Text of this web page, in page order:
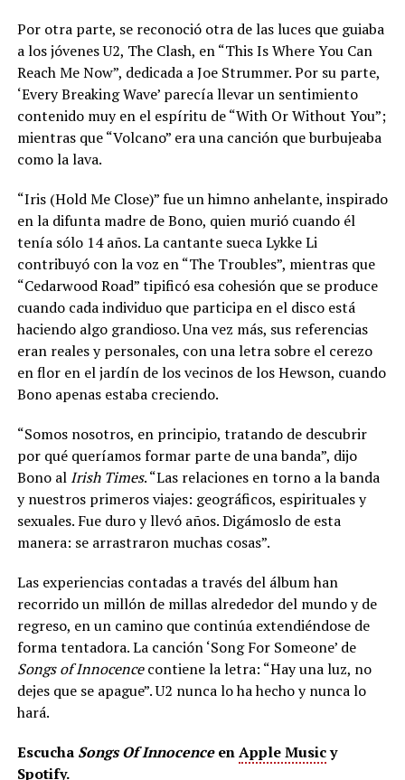
Por otra parte, se reconoció otra de las luces que guiaba
a los jóvenes U2, The Clash, en “This Is Where You Can
Reach Me Now”, dedicada a Joe Strummer. Por su parte,
‘Every Breaking Wave’ parecía llevar un sentimiento
contenido muy en el espíritu de “With Or Without You”;
mientras que “Volcano” era una canción que burbujeaba
como la lava.
“Iris (Hold Me Close)” fue un himno anhelante, inspirado
en la difunta madre de Bono, quien murió cuando él
tenía sólo 14 años. La cantante sueca Lykke Li
contribuyó con la voz en “The Troubles”, mientras que
“Cedarwood Road” tipificó esa cohesión que se produce
cuando cada individuo que participa en el disco está
haciendo algo grandioso. Una vez más, sus referencias
eran reales y personales, con una letra sobre el cerezo
en flor en el jardín de los vecinos de los Hewson, cuando
Bono apenas estaba creciendo.
“Somos nosotros, en principio, tratando de descubrir
por qué queríamos formar parte de una banda”, dijo
Bono al Irish Times. “Las relaciones en torno a la banda
y nuestros primeros viajes: geográficos, espirituales y
sexuales. Fue duro y llevó años. Digámoslo de esta
manera: se arrastraron muchas cosas”.
Las experiencias contadas a través del álbum han
recorrido un millón de millas alrededor del mundo y de
regreso, en un camino que continúa extendiéndose de
forma tentadora. La canción ‘Song For Someone’ de
Songs of Innocencecontiene la letra: “Hay una luz, no
dejes que se apague”. U2 nunca lo ha hecho y nunca lo
hará.
Escucha Songs Of InnocenceenApple Musicy
Spotify.